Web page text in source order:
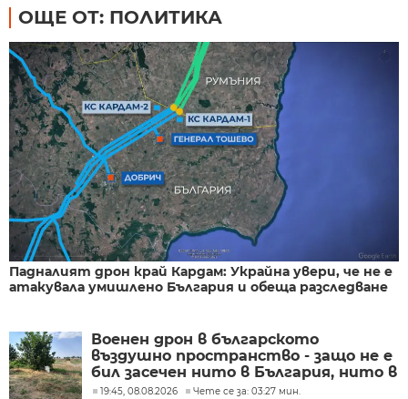
ОЩЕ ОТ: ПОЛИТИКА
Падналият дрон край Кардам: Украйна увери, че не е
атакувала умишлено България и обеща разследване
Военен дрон в българското
въздушно пространство - защо не е
бил засечен нито в България, нито в
Румъния?
19:45, 08.08.2026 Чете се за: 03:27 мин.